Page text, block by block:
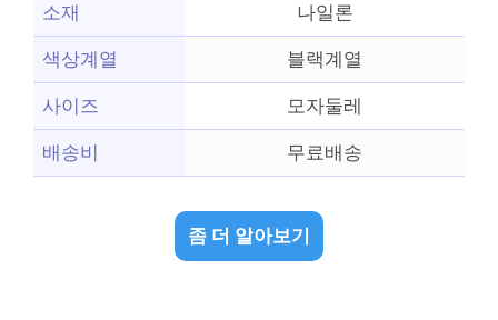
소재 나일론
색상계열 블랙계열
사이즈 모자둘레
배송비 무료배송
좀 더 알아보기